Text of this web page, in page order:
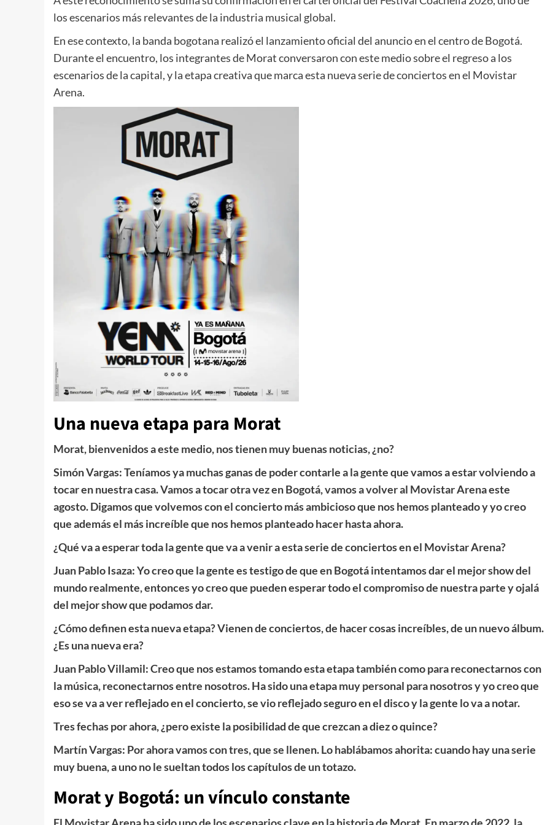
los escenarios más relevantes de la industria musical global.
En ese contexto, la banda bogotana realizó el lanzamiento oficial del anuncio en el centro de Bogotá.
Durante el encuentro, los integrantes de Morat conversaron con este medio sobre el regreso a los
escenarios de la capital, y la etapa creativa que marca esta nueva serie de conciertos en el Movistar
Arena.
Una nueva etapa para Morat
Morat, bienvenidos a este medio, nos tienen muy buenas noticias, ¿no?
Simón Vargas: Teníamos ya muchas ganas de poder contarle a la gente que vamos a estar volviendo a
tocar en nuestra casa. Vamos a tocar otra vez en Bogotá, vamos a volver al Movistar Arena este
agosto. Digamos que volvemos con el concierto más ambicioso que nos hemos planteado y yo creo
que además el más increíble que nos hemos planteado hacer hasta ahora.
¿Qué va a esperar toda la gente que va a venir a esta serie de conciertos en el Movistar Arena?
Juan Pablo Isaza: Yo creo que la gente es testigo de que en Bogotá intentamos dar el mejor show del
mundo realmente, entonces yo creo que pueden esperar todo el compromiso de nuestra parte y ojalá
del mejor show que podamos dar.
¿Cómo definen esta nueva etapa? Vienen de conciertos, de hacer cosas increíbles, de un nuevo álbum.
¿Es una nueva era?
Juan Pablo Villamil: Creo que nos estamos tomando esta etapa también como para reconectarnos con
la música, reconectarnos entre nosotros. Ha sido una etapa muy personal para nosotros y yo creo que
eso se va a ver reflejado en el concierto, se vio reflejado seguro en el disco y la gente lo va a notar.
Tres fechas por ahora, ¿pero existe la posibilidad de que crezcan a diez o quince?
Martín Vargas: Por ahora vamos con tres, que se llenen. Lo hablábamos ahorita: cuando hay una serie
muy buena, a uno no le sueltan todos los capítulos de un totazo.
Morat y Bogotá: un vínculo constante